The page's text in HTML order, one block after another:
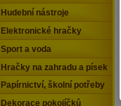
Hudební nástroje
Elektronické hračky
Sport a voda
Hračky na zahradu a písek
Papírnictví, školní potřeby
Dekorace pokojíčků